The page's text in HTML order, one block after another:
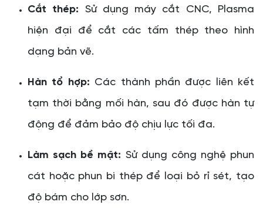
Cắt thép: Sử dụng máy cắt CNC, Plasma
hiện đại để cắt các tấm thép theo hình
dạng bản vẽ.
Hàn tổ hợp: Các thành phần được liên kết
tạm thời bằng mối hàn, sau đó được hàn tự
động để đảm bảo độ chịu lực tối đa.
Làm sạch bề mặt: Sử dụng công nghệ phun
cát hoặc phun bi thép để loại bỏ rỉ sét, tạo
độ bám cho lớp sơn.